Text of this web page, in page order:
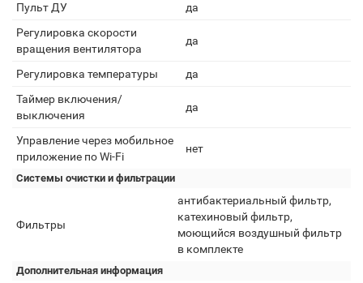
Пульт ДУ
да
Регулировка скорости
вращения вентилятора
да
Регулировка температуры
да
Таймер включения/
выключения
да
Управление через мобильное
приложение по Wi-Fi
нет
Системы очистки и фильтрации
Фильтры
антибактериальный фильтр,
катехиновый фильтр,
моющийся воздушный фильтр
в комплекте
Дополнительная информация